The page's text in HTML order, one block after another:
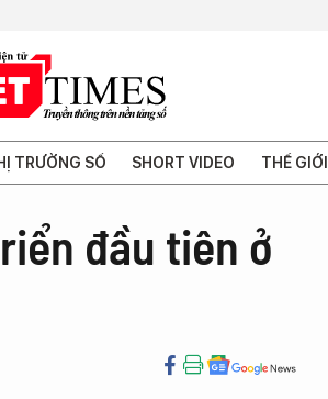
TRƯỜNG SỐ SHORT VIDEO THẾ GIỚI
đầu tiên ở